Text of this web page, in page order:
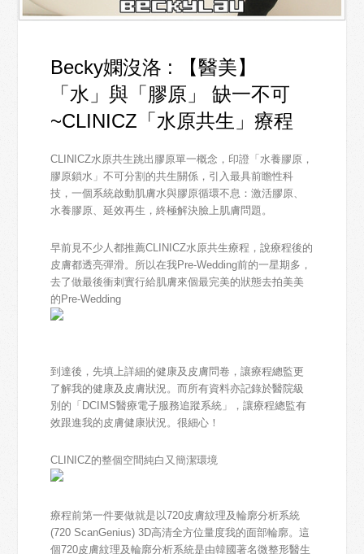
Becky嫻沒洛 : 【醫美】
「水」與「膠原」 缺一不可
~CLINICZ「水原共生」療程
CLINICZ水原共生跳出膠原單一概念，印證「水養膠原，
膠原鎖水」不可分割的共生關係，引入最具前瞻性科
技，一個系統啟動肌膚水與膠原循環不息：激活膠原、
水養膠原、延效再生，終極解決臉上肌膚問題。
早前見不少人都推薦CLINICZ水原共生療程，說療程後的
皮膚都透亮彈滑。所以在我Pre-Wedding前的一星期多，
去了做最後衝刺實行給肌膚來個最完美的狀態去拍美美
的Pre-Wedding
到達後，先填上詳細的健康及皮膚問卷，讓療程總監更
了解我的健康及皮膚狀況。而所有資料亦記錄於醫院級
別的「DCIMS醫療電子服務追蹤系統」，讓療程總監有
效跟進我的皮膚健康狀況。很細心！
CLINICZ的整個空間純白又簡潔環境
療程前第一件要做就是以720皮膚紋理及輪廓分析系統
(720 ScanGenius)3D高清全方位量度我的面部輪廓。這
個720皮膚紋理及輪廓分析系統是由韓國著名微整形醫生